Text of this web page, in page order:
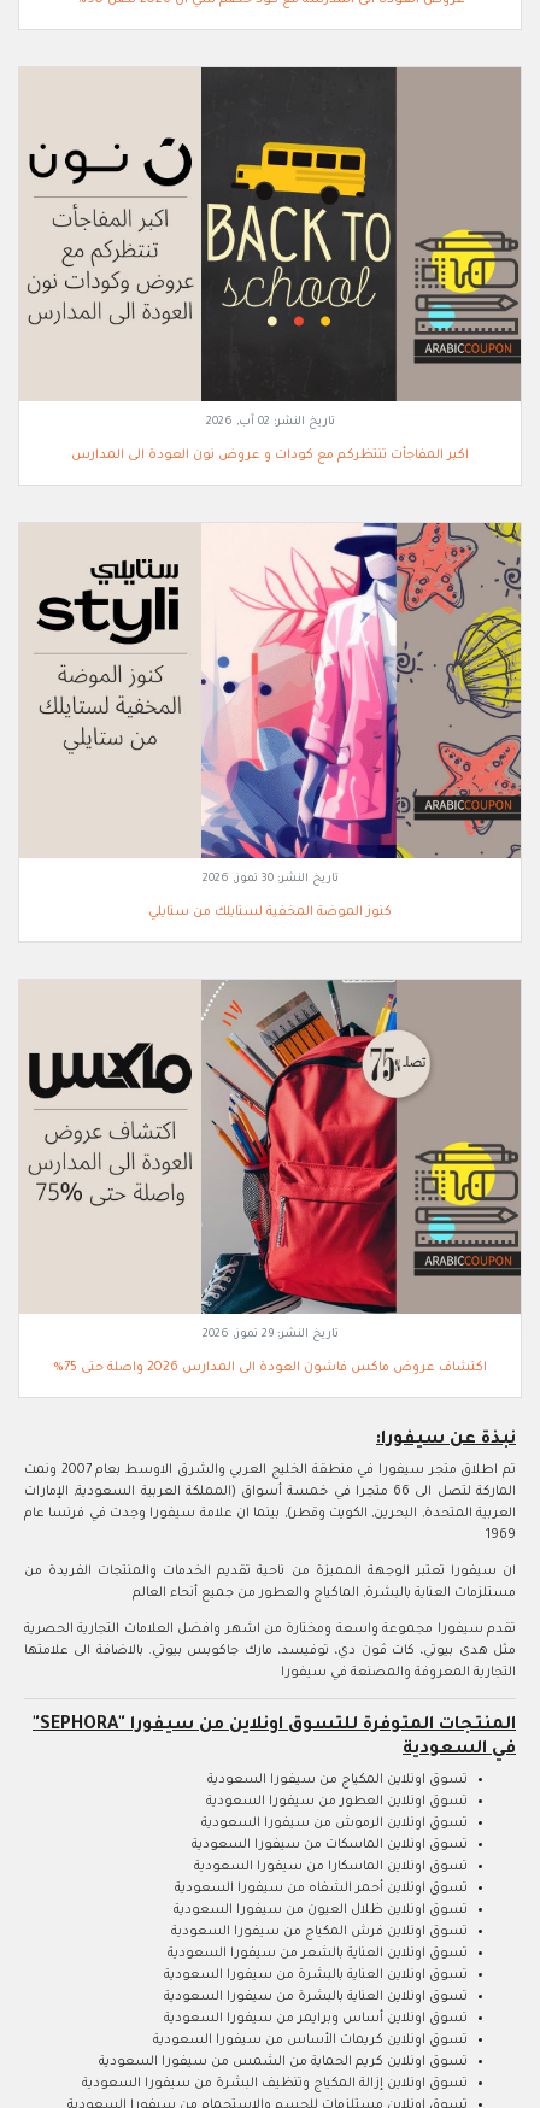
تاريخ النشر: 02 آب, 2026
اكبر المفاجأت تنتظركم مع كودات و عروض نون العودة الى المدارس
تاريخ النشر:30 تموز, 2026
كنوز الموضة المخفية لستايلك من ستايلي
تاريخ النشر:29 تموز, 2026
اكتشاف عروض ماكس فاشون العودة الى المدارس 2026 واصلة حتى 75%
نبذة عن سيفورا:
تم اطلاق متجر سيفورا في منطقة الخليج العربي والشرق الاوسط بعام 2007 ونمت
الماركة لتصل الى 66 متجرا في خمسة أسواق (المملكة العربية السعودية, الإمارات
العربية المتحدة, البحرين, الكويت وقطر), بينما ان علامة سيفورا وجدت في فرنسا عام
1969
ان سيفورا تعتبر الوجهة المميزة من ناحية تقديم الخدمات والمنتجات الفريدة من
مستلزمات العناية بالبشرة, الماكياج والعطور من جميع أنحاء العالم
تقدم سيفورا مجموعة واسعة ومختارة من اشهر وافضل العلامات التجارية الحصرية
مثل هدى بيوتي، كات ڤون دي، توفيسد، مارك جاكوبس بيوتي. بالاضافة الى علامتها
التجارية المعروفة والمصنعة في سيفورا
المنتجات المتوفرة للتسوق اونلاين من سيفورا "SEPHORA"
في السعودية
تسوق اونلاين المكياج من سيفورا السعودية
تسوق اونلاين العطور من سيفورا السعودية
تسوق اونلاين الرموش من سيفورا السعودية
تسوق اونلاين الماسكات من سيفورا السعودية
تسوق اونلاين الماسكارا من سيفورا السعودية
تسوق اونلاين أحمر الشفاه من سيفورا السعودية
تسوق اونلاين ظلال العيون من سيفورا السعودية
تسوق اونلاين فرش المكياج من سيفورا السعودية
تسوق اونلاين العناية بالشعر من سيفورا السعودية
تسوق اونلاين العناية بالبشرة من سيفورا السعودية
تسوق اونلاين العناية بالبشرة من سيفورا السعودية
تسوق اونلاين أساس وبرايمر من سيفورا السعودية
تسوق اونلاين كريمات الأساس من سيفورا السعودية
تسوق اونلاين كريم الحماية من الشمس من سيفورا السعودية
تسوق اونلاين إزالة المكياج وتنظيف البشرة من سيفورا السعودية